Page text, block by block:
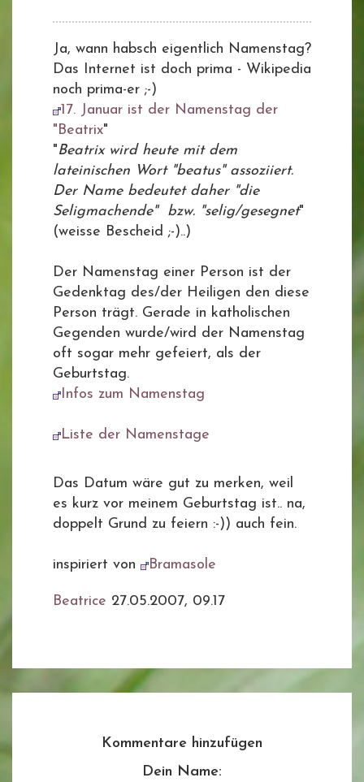
Ja, wann habsch eigentlich Namenstag?
Das Internet ist doch prima - Wikipedia
noch prima-er ;-)
17. Januar ist der Namenstag der
"Beatrix"
"Beatrix wird heute mit dem
lateinischen Wort "beatus" assoziiert.
Der Name bedeutet daher "die
Seligmachende" bzw. "selig/gesegnet"
(weisse Bescheid ;-)..)
Der Namenstag einer Person ist der
Gedenktag des/der Heiligen den diese
Person trägt. Gerade in katholischen
Gegenden wurde/wird der Namenstag
oft sogar mehr gefeiert, als der
Geburtstag.
Infos zum Namenstag
Liste der Namenstage
Das Datum wäre gut zu merken, weil
es kurz vor meinem Geburtstag ist.. na,
doppelt Grund zu feiern :-)) auch fein.
inspiriert von Bramasole
Beatrice 27.05.2007, 09.17
Kommentare hinzufügen
Dein Name: